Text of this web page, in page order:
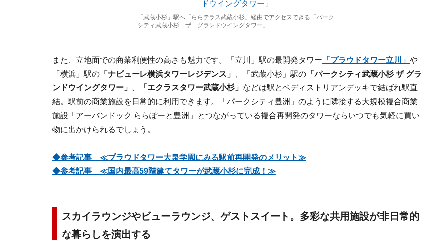
「武蔵小杉」駅へ「ららテラス武蔵小杉」経由でアクセスできる「パーク
シティ武蔵小杉 ザ グランドウイングタワー」
また、立地面での商業利便性の高さも魅力です。「立川」駅の最開発タワー 「プラウドタワー立川」 や
「横浜」駅の 「ナビューレ横浜タワーレジデンス」 、「武蔵小杉」駅の 「パークシティ武蔵小杉 ザ グラ
ンドウイングタワー」
「エクラスタワー武蔵小杉」 などは駅とペディストリアンデッキで結ばれ駅直
結。駅前の商業施設を日常的に利用できます。「パークシティ豊洲」のように隣接する大規模複合商業
施設「アーバンドック ららぽーと豊洲」とつながっている複合再開発のタワーならいつでも気軽に買い
物に出かけられるでしょう。
◆参考記事 ≪プラウドタワー大泉学園にみる駅前再開発のメリット≫
◆参考記事 ≪国内最高59階建てタワーが武蔵小杉に完成！≫
スカイラウンジやビューラウンジ、ゲストスイート。多彩な共用施設が非日常的
な暮らしを演出する